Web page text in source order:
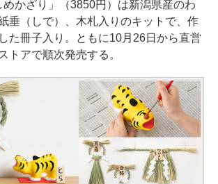
めかざり」（3850円）は新潟県産のわ
垂（しで）、木札入りのキットで、作
た冊子入り。ともに10月26日から直営
トアで順次発売する。